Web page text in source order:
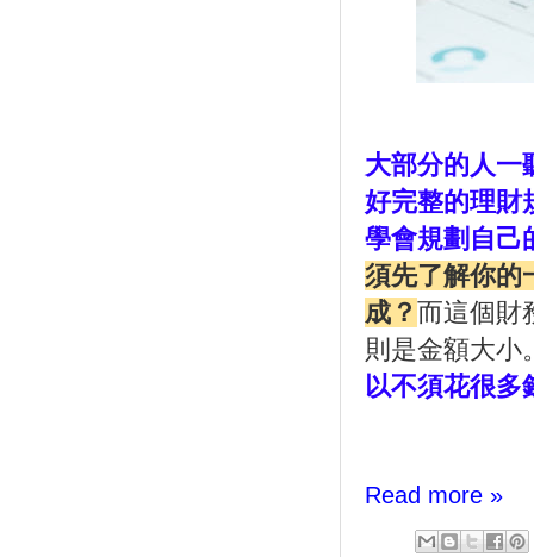
大部分的人一
好完整的理財
學會規劃自己
須先了解你的
成？ 而這個財
則是金額大小
以不須花很
Read more »